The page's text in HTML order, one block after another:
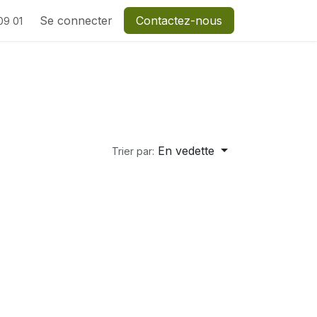
01 Se connecter Contactez-nous
Trier par: En vedette